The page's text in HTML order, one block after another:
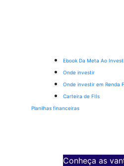
Ebook Da Meta Ao
Onde investir
Onde investir em Renda
Carteira de FIIs
Planilhas financeiras
Conheça as